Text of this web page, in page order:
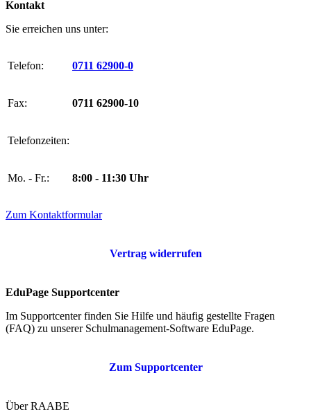
Kontakt
Sie erreichen uns unter:
Telefon: 0711 62900-0
Fax: 0711 62900-10
Telefonzeiten:
Mo. - Fr.: 8:00 - 11:30 Uhr
Zum Kontaktformular
Vertrag widerrufen
EduPage Supportcenter
Im Supportcenter finden Sie Hilfe und häufig gestellte Fragen
(FAQ) zu unserer Schulmanagement-Software EduPage.
Zum Supportcenter
Über RAABE